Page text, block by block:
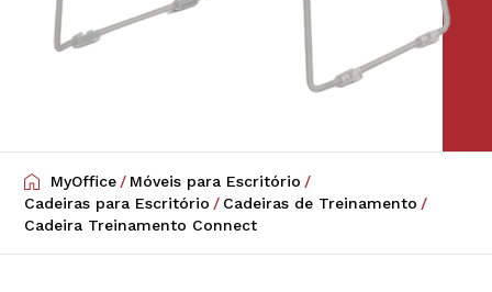
MyOffice / Móveis para Escritório /
Cadeiras para Escritório / Cadeiras de Treinamento /
Cadeira Treinamento Connect